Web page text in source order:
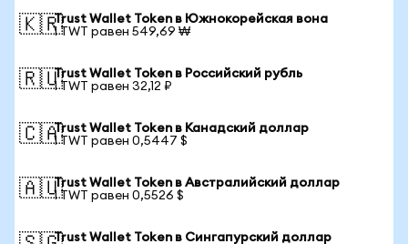
🇰🇷Trust Wallet Token в Южнокорейская вона
1 TWT равен 549,69 ₩
🇷🇺Trust Wallet Token в Российский рубль
1 TWT равен 32,12 ₽
🇨🇦Trust Wallet Token в Канадский доллар
1 TWT равен 0,5447 $
🇦🇺Trust Wallet Token в Австралийский доллар
1 TWT равен 0,5526 $
Trust Wallet Token в Сингапурский доллар